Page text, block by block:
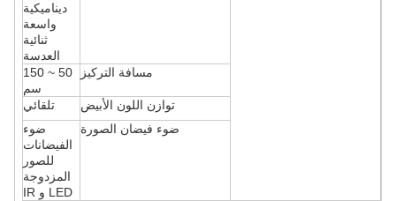
ديناميكية
واسعة
ثنائية
العدسة
مسافة التركيز
50 ~ 150
سم
توازن اللون الأبيض
تلقائي
ضوء فيضان الصورة
ضوء
الفيضانات
للصور
المزدوجة
LED و IR